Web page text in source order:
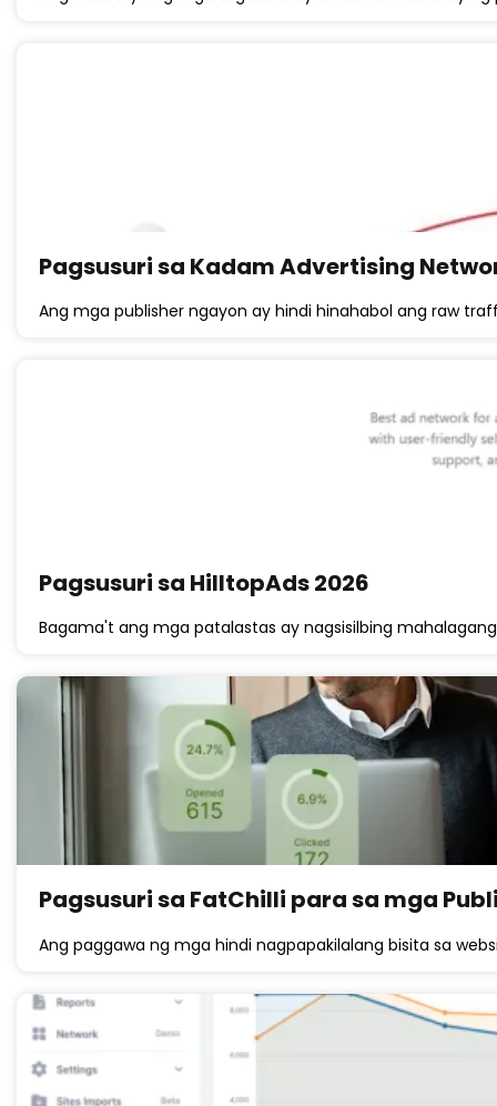
Pagsusuri sa Kadam Advertising
Ang mga publisher ngayon ay hindi hinahabol ang raw
Pagsusuri sa HilltopAds 2026
Bagama't ang mga patalastas ay nagsisilbing
Pagsusuri sa FatChilli para sa mga
Ang paggawa ng mga hindi nagpapakilalang bisita sa